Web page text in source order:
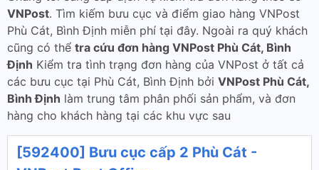
VNPost. Tìm kiếm bưu cục và điểm giao hàng VNPost
Phù Cát, Bình Định miễn phí tại đây. Ngoài ra quý khách
cũng có thể tra cứu đơn hàng VNPost Phù Cát, Bình
Định Kiểm tra tình trạng đơn hàng của VNPost ở tất cả
các bưu cục tại Phù Cát, Bình Định bởi VNPost Phù Cát,
Bình Định làm trung tâm phân phối sản phẩm, và đơn
hàng cho khách hàng tại các khu vực sau
[592400] Bưu cục cấp 2 Phù Cát -